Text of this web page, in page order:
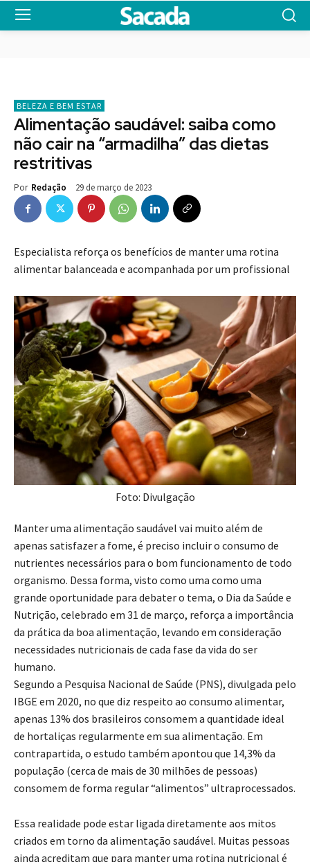
BELEZA E BEM ESTAR
Alimentação saudável: saiba como
não cair na “armadilha” das dietas
restritivas
Por Redação 29 de março de 2023
Especialista reforça os benefícios de manter uma rotina
alimentar balanceada e acompanhada por um profissional
Foto: Divulgação
Manter uma alimentação saudável vai muito além de
apenas satisfazer a fome, é preciso incluir o consumo de
nutrientes necessários para o bom funcionamento de todo
organismo. Dessa forma, visto como uma como uma
grande oportunidade para debater o tema, o Dia da Saúde e
Nutrição, celebrado em 31 de março, reforça a importância
da prática da boa alimentação, levando em consideração
necessidades nutricionais de cada fase da vida do ser
humano.
Segundo a Pesquisa Nacional de Saúde (PNS), divulgada pelo
IBGE em 2020, no que diz respeito ao consumo alimentar,
apenas 13% dos brasileiros consomem a quantidade ideal
de hortaliças regularmente em sua alimentação. Em
contrapartida, o estudo também apontou que 14,3% da
população (cerca de mais de 30 milhões de pessoas)
consomem de forma regular “alimentos” ultraprocessados.
Essa realidade pode estar ligada diretamente aos mitos
criados em torno da alimentação saudável. Muitas pessoas
ainda acreditam que para manter uma rotina nutricional é